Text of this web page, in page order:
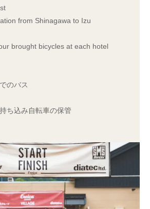
from Shinagawa to Izu
brought bicycles at each hotel
のバス
ち込み自転車の保管